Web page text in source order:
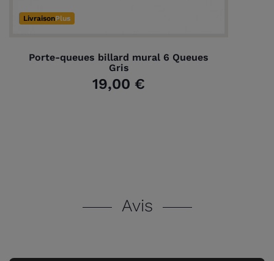
LivraisonPlus
Porte-queues billard mural 6 Queues
Gris
19,00 €
Avis